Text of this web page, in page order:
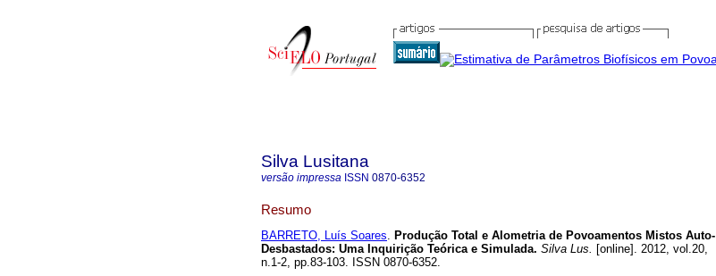
Silva Lusitana
versão impressa ISSN 0870-6352
Resumo
BARRETO, Luís Soares. Produção Total e Alometria de Povoamentos Mistos Auto-
Desbastados: Uma Inquirição Teórica e Simulada. Silva Lus. [online]. 2012, vol.20,
n.1-2, pp.83-103. ISSN 0870-6352.